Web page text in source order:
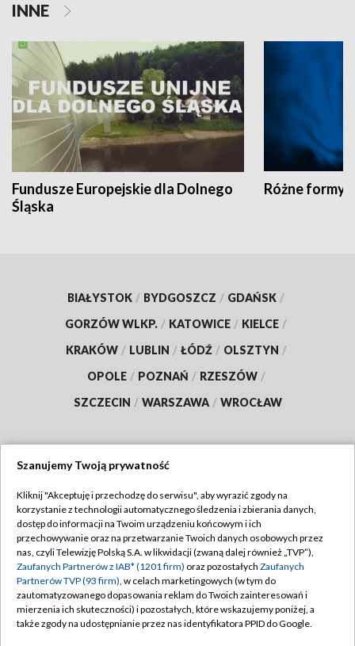
INNE
Fundusze Europejskie dla Dolnego
Śląska
Różne formy
BIAŁYSTOK / BYDGOSZCZ / GDAŃSK /
GORZÓW WLKP. / KATOWICE / KIELCE /
KRAKÓW / LUBLIN / ŁÓDŹ / OLSZTYN /
OPOLE / POZNAŃ / RZESZÓW /
SZCZECIN / WARSZAWA / WROCŁAW
TVP
Abonament TVP
Emisja w TVP
Centrum informacji TVP
Naziemna Telewizja Cyfrowa
Regulamin TVP
Polityka prywatności
Moje zgody
Pomoc
Szanujemy Twoją prywatność
Kliknij "Akceptuję i przechodzę do serwisu", aby wyrazić zgody na
korzystanie z technologii automatycznego śledzenia i zbierania danych,
dostęp do informacji na Twoim urządzeniu końcowym i ich
przechowywanie oraz na przetwarzanie Twoich danych osobowych przez
nas, czyli Telewizję Polską S.A. w likwidacji (zwaną dalej również „TVP”),
Zaufanych Partnerów z IAB* (1201 firm) oraz pozostałych Zaufanych
Partnerów TVP (93 firm), w celach marketingowych (w tym do
zautomatyzowanego dopasowania reklam do Twoich zainteresowań i
mierzenia ich skuteczności) i pozostałych, które wskazujemy poniżej, a
także zgody na udostępnianie przez nas identyfikatora PPID do Google.